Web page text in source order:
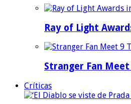
Ray of Light
Stranger Fan Meet
Críticas